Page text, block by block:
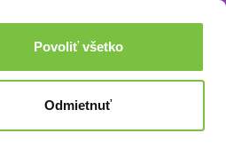
Povoliť všetko
Odmietnuť
0,00€
Akcie a zľavy